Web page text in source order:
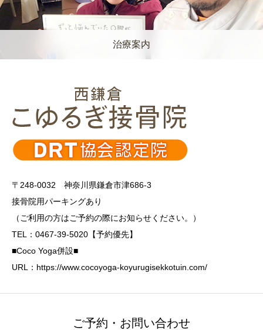
治療案内
〒248-0032 神奈川県鎌倉市津686-3
接骨院用パーキングあり
（ご利用の方はご予約の際にお知らせください。）
TEL：0467-39-5020【予約優先】
■Coco Yoga併設■
URL：https://www.cocoyoga-koyurugisekkotuin.com/
ご予約・お問い合わせ